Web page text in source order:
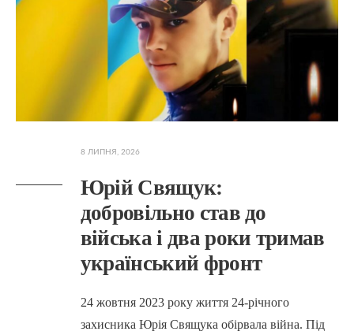
8 ЛИПНЯ, 2026
Юрій Свящук:
добровільно став до
війська і два роки тримав
український фронт
24 жовтня 2023 року життя 24-річного
захисника Юрія Свящука обірвала війна. Під